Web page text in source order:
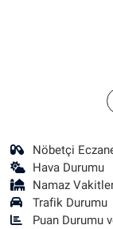
Nöbetçi
Hava Durumu
Namaz
Trafik Durumu
Puan Durumu